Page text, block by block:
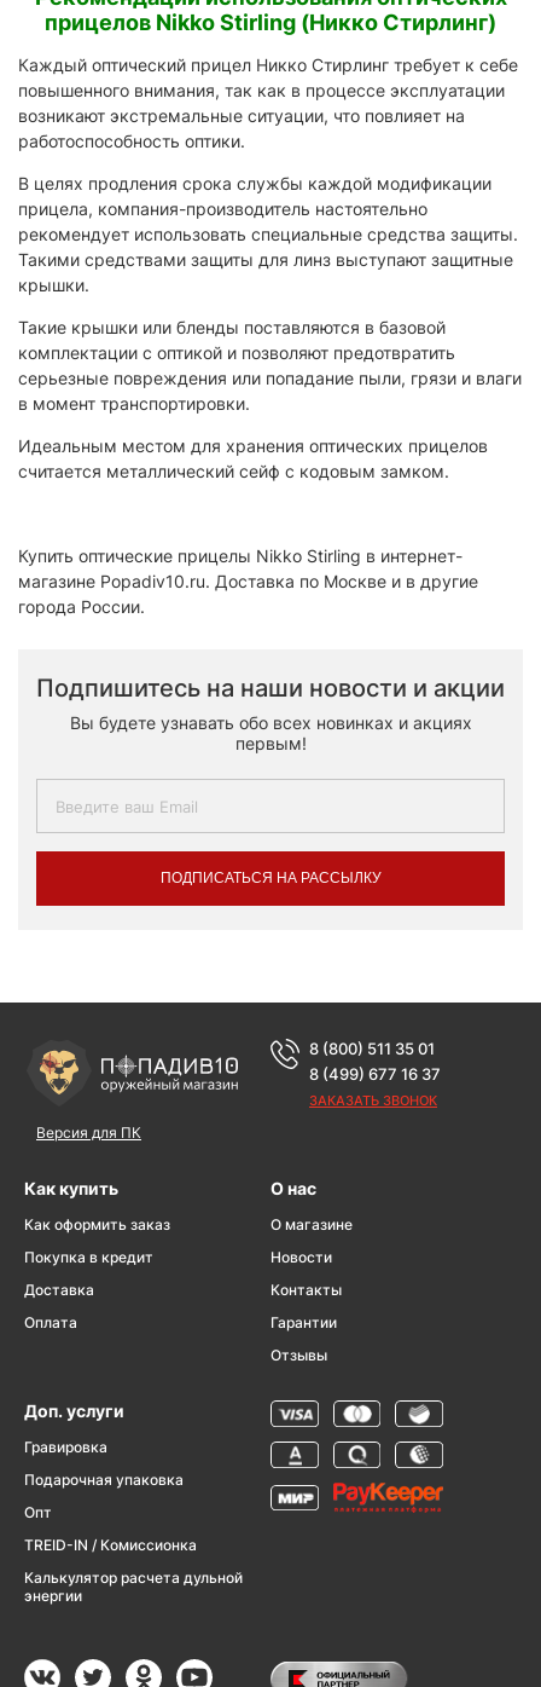
прицелов Nikko Stirling (Никко Стирлинг)
Каждый оптический прицел Никко Стирлинг требует к себе
повышенного внимания, так как в процессе эксплуатации
возникают экстремальные ситуации, что повлияет на
работоспособность оптики.
В целях продления срока службы каждой модификации
прицела, компания-производитель настоятельно
рекомендует использовать специальные средства защиты.
Такими средствами защиты для линз выступают защитные
крышки.
Такие крышки или бленды поставляются в базовой
комплектации с оптикой и позволяют предотвратить
серьезные повреждения или попадание пыли, грязи и влаги
в момент транспортировки.
Идеальным местом для хранения оптических прицелов
считается металлический сейф с кодовым замком.
Купить оптические прицелы Nikko Stirling в интернет-
магазине Popadiv10.ru. Доставка по Москве и в другие
города России.
Подпишитесь на наши новости и акции
Вы будете узнавать обо всех новинках и акциях
первым!
ПОДПИСАТЬСЯ НА РАССЫЛКУ
Версия для ПК
8 (800) 511 35 01
8 (499) 677 16 37
ЗАКАЗАТЬ ЗВОНОК
Как купить
Как оформить заказ
Покупка в кредит
Доставка
Оплата
О нас
О магазине
Новости
Контакты
Гарантии
Отзывы
Доп. услуги
Гравировка
Подарочная упаковка
Опт
TREID-IN / Комиссионка
Калькулятор расчета дульной
энергии